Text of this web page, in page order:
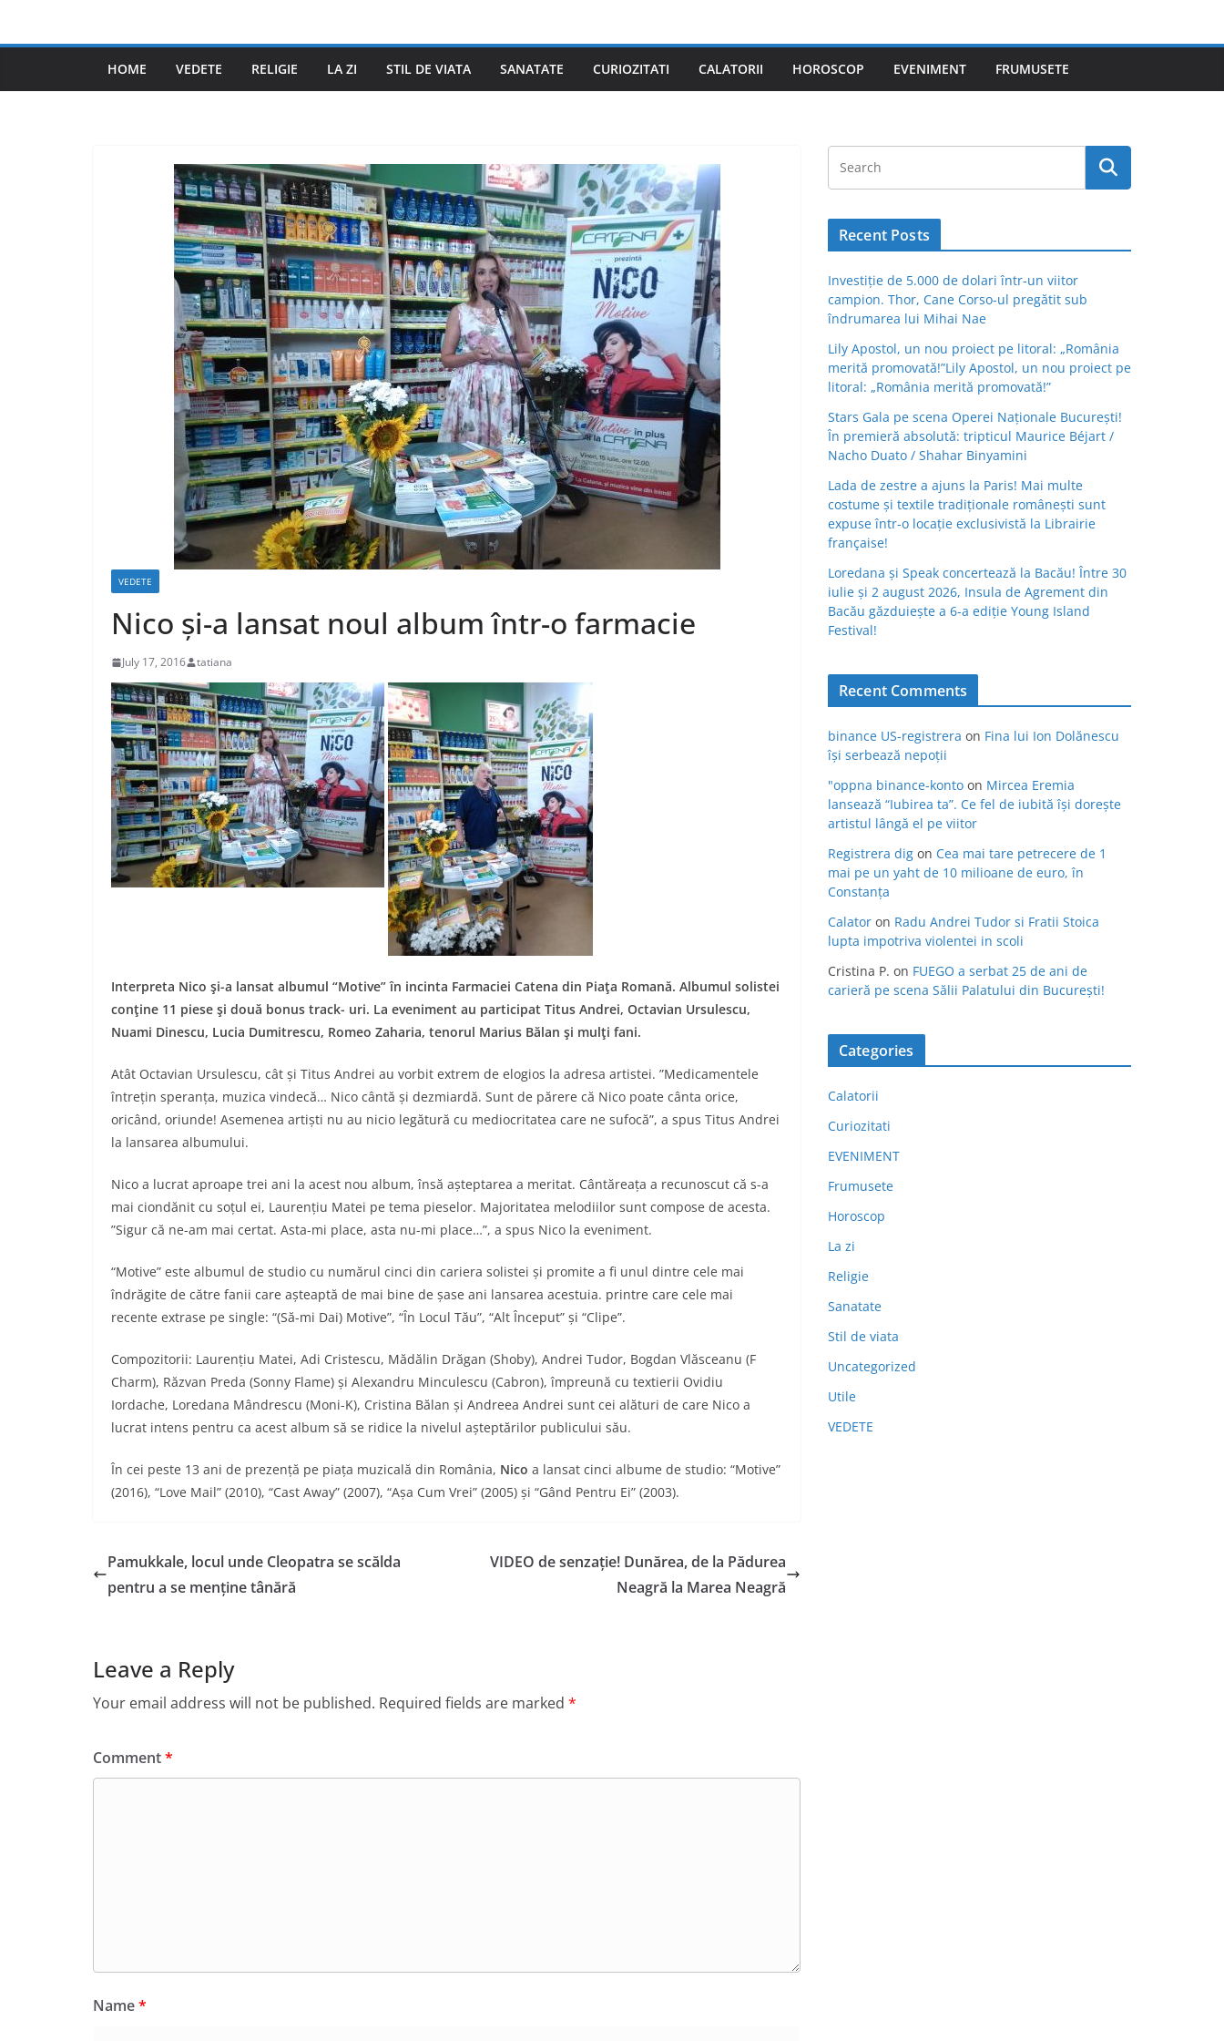
HOME VEDETE RELIGIE LA ZI STIL DE VIATA SANATATE CURIOZITATI CALATORII HOROSCOP EVENIMENT FRUMUSETE
VEDETE
Nico și-a lansat noul album într-o farmacie
July 17, 2016 tatiana
Interpreta Nico şi-a lansat albumul “Motive” în incinta Farmaciei Catena din Piaţa Romană. Albumul solistei
conţine 11 piese şi două bonus track- uri. La eveniment au participat Titus Andrei, Octavian Ursulescu,
Nuami Dinescu, Lucia Dumitrescu, Romeo Zaharia, tenorul Marius Bălan şi mulţi fani.
Atât Octavian Ursulescu, cât și Titus Andrei au vorbit extrem de elogios la adresa artistei. ”Medicamentele
întrețin speranța, muzica vindecă… Nico cântă și dezmiardă. Sunt de părere că Nico poate cânta orice,
oricând, oriunde! Asemenea artiști nu au nicio legătură cu mediocritatea care ne sufocă”, a spus Titus Andrei
la lansarea albumului.
Nico a lucrat aproape trei ani la acest nou album, însă așteptarea a meritat. Cântăreața a recunoscut că s-a
mai ciondănit cu soțul ei, Laurențiu Matei pe tema pieselor. Majoritatea melodiilor sunt compose de acesta.
”Sigur că ne-am mai certat. Asta-mi place, asta nu-mi place…”, a spus Nico la eveniment.
“Motive” este albumul de studio cu numărul cinci din cariera solistei și promite a fi unul dintre cele mai
îndrăgite de către fanii care așteaptă de mai bine de șase ani lansarea acestuia. printre care cele mai
recente extrase pe single: “(Să-mi Dai) Motive”, “În Locul Tău”, “Alt Început” și “Clipe”.
Compozitorii: Laurențiu Matei, Adi Cristescu, Mădălin Drăgan (Shoby), Andrei Tudor, Bogdan Vlăsceanu (F
Charm), Răzvan Preda (Sonny Flame) și Alexandru Minculescu (Cabron), împreună cu textierii Ovidiu
Iordache, Loredana Mândrescu (Moni-K), Cristina Bălan și Andreea Andrei sunt cei alături de care Nico a
lucrat intens pentru ca acest album să se ridice la nivelul așteptărilor publicului său.
În cei peste 13 ani de prezență pe piața muzicală din România, Nico a lansat cinci albume de studio: “Motive”
(2016), “Love Mail” (2010), “Cast Away” (2007), “Așa Cum Vrei” (2005) și “Gând Pentru Ei” (2003).
Pamukkale, locul unde Cleopatra se scălda
pentru a se menține tânără
VIDEO de senzație! Dunărea, de la Pădurea
Neagră la Marea Neagră
Leave a Reply
Your email address will not be published. Required fields are marked *
Comment*
Name*
Recent Posts
Investiție de 5.000 de dolari într-un viitor
campion. Thor, Cane Corso-ul pregătit sub
îndrumarea lui Mihai Nae
Lily Apostol, un nou proiect pe litoral: „România
merită promovată!”Lily Apostol, un nou proiect pe
litoral: „România merită promovată!”
Stars Gala pe scena Operei Naționale București!
În premieră absolută: tripticul Maurice Béjart /
Nacho Duato / Shahar Binyamini
Lada de zestre a ajuns la Paris! Mai multe
costume și textile tradiționale românești sunt
expuse într-o locație exclusivistă la Librairie
française!
Loredana și Speak concertează la Bacău! Între 30
iulie și 2 august 2026, Insula de Agrement din
Bacău găzduiește a 6-a ediție Young Island
Festival!
Recent Comments
binance US-registrera on Fina lui Ion Dolănescu
își serbează nepoții
"oppna binance-konto on Mircea Eremia
lansează “Iubirea ta”. Ce fel de iubită își dorește
artistul lângă el pe viitor
Registrera dig on Cea mai tare petrecere de 1
mai pe un yaht de 10 milioane de euro, în
Constanța
Calator on Radu Andrei Tudor si Fratii Stoica
lupta impotriva violentei in scoli
Cristina P. on FUEGO a serbat 25 de ani de
carieră pe scena Sălii Palatului din București!
Categories
Calatorii
Curiozitati
EVENIMENT
Frumusete
Horoscop
La zi
Religie
Sanatate
Stil de viata
Uncategorized
Utile
VEDETE